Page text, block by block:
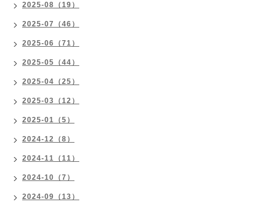
2025-08（19）
2025-07（46）
2025-06（71）
2025-05（44）
2025-04（25）
2025-03（12）
2025-01（5）
2024-12（8）
2024-11（11）
2024-10（7）
2024-09（13）